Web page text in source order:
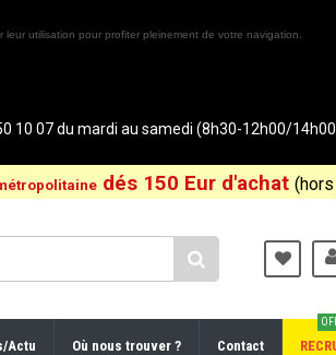
utilisation pour profiter pleinement de votre navigation.
10 07 du mardi au samedi (8h30-12h00/
dés 150 Eur d'achat
Actu Où nous trouver ? Contact